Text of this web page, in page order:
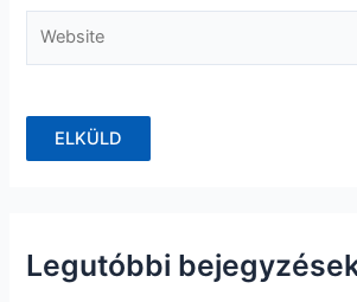
Legutóbbi